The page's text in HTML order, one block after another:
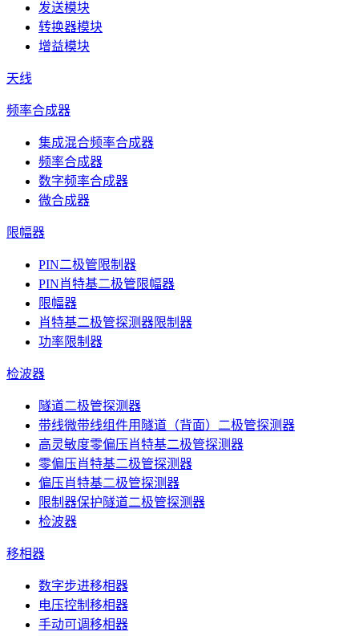
发送模块
转换器模块
增益模块
天线
频率合成器
集成混合频率合成器
频率合成器
数字频率合成器
微合成器
限幅器
PIN二极管限制器
PIN肖特基二极管限幅器
限幅器
肖特基二极管探测器限制器
功率限制器
检波器
隧道二极管探测器
带线微带线组件用隧道（背面）二极管探测器
高灵敏度零偏压肖特基二极管探测器
零偏压肖特基二极管探测器
偏压肖特基二极管探测器
限制器保护隧道二极管探测器
检波器
移相器
数字步进移相器
电压控制移相器
手动可调移相器